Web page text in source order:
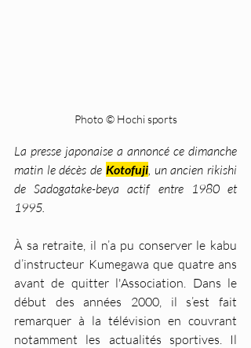
Photo © Hochi sports
La presse japonaise a annoncé ce dimanche
matin le décès de Kotofuji, un ancien rikishi
de Sadogatake-beya actif entre 1980 et
1995.
À sa retraite, il n’a pu conserver le kabu
d’instructeur Kumegawa que quatre ans
avant de quitter l'Association. Dans le
début des années 2000, il s’est fait
remarquer à la télévision en couvrant
notamment les actualités sportives. Il